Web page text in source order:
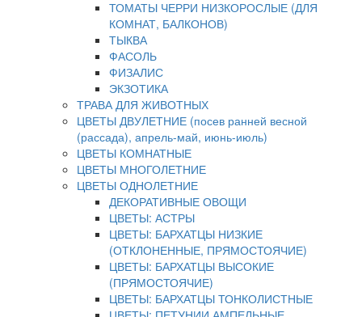
ТОМАТЫ ЧЕРРИ НИЗКОРОСЛЫЕ (ДЛЯ
КОМНАТ, БАЛКОНОВ)
ТЫКВА
ФАСОЛЬ
ФИЗАЛИС
ЭКЗОТИКА
ТРАВА ДЛЯ ЖИВОТНЫХ
ЦВЕТЫ ДВУЛЕТНИЕ (посев ранней весной
(рассада), апрель-май, июнь-июль)
ЦВЕТЫ КОМНАТНЫЕ
ЦВЕТЫ МНОГОЛЕТНИЕ
ЦВЕТЫ ОДНОЛЕТНИЕ
ДЕКОРАТИВНЫЕ ОВОЩИ
ЦВЕТЫ: АСТРЫ
ЦВЕТЫ: БАРХАТЦЫ НИЗКИЕ
(ОТКЛОНЕННЫЕ, ПРЯМОСТОЯЧИЕ)
ЦВЕТЫ: БАРХАТЦЫ ВЫСОКИЕ
(ПРЯМОСТОЯЧИЕ)
ЦВЕТЫ: БАРХАТЦЫ ТОНКОЛИСТНЫЕ